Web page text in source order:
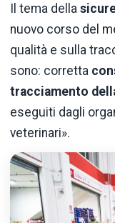
Il tema della
nuovo corso del
qualità e sulla
sono: corretta
tracciamento
eseguiti dagli
veterinari».